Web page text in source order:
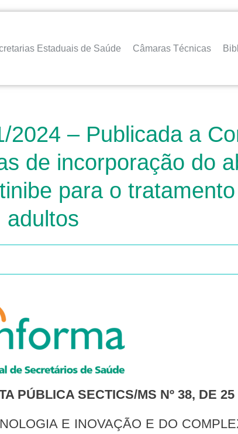
Estaduais de Saúde Câmaras Técnicas
2024 – Publicada a
de incorporação do
para o
adultos
PÚBLICA SECTICS/MS Nº 38, DE